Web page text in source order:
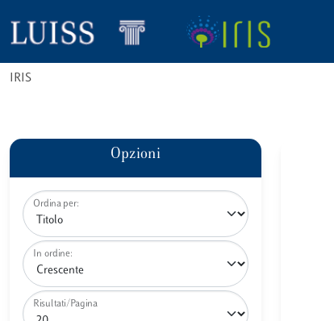
IRIS
Opzioni
Ordina per:
In ordine:
Risultati/Pagina